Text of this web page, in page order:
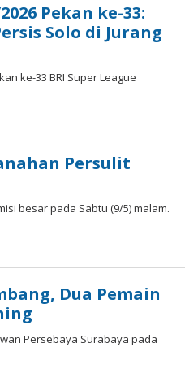
Pekan ke-33:
Solo di Jurang
ke-33 BRI Super League
Persulit
besar pada Sabtu (9/5) malam.
Dua Pemain
Persebaya Surabaya pada